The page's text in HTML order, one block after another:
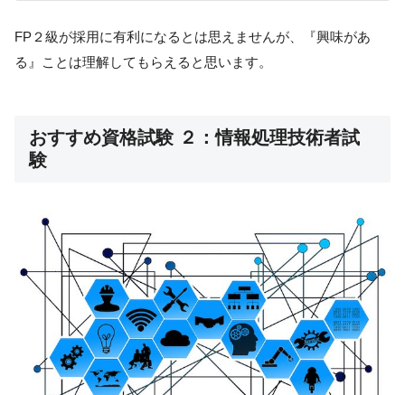
FP２級が採用に有利になるとは思えませんが、『興味があ
る』ことは理解してもらえると思います。
おすすめ資格試験 ２：情報処理技術者試
験